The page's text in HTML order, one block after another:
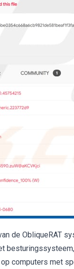
de ObliqueRAT
computers met